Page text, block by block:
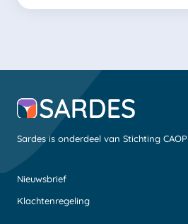
Sardes is onderdeel van Stichting CAOP
Nieuwsbrief
Klachtenregeling